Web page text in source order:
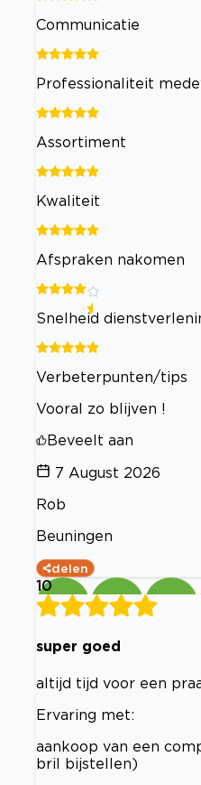
Communicatie
Professionaliteit
Assortiment
Kwaliteit
Afspraken nakomen
Snelheid
Verbeterpunten/tips
Vooral zo blijven !
Beveelt aan
7 August 2026
Rob
Beuningen
delen
10
super goed
altijd tijd voor een
Ervaring met:
aankoop van een
bril bijstellen)